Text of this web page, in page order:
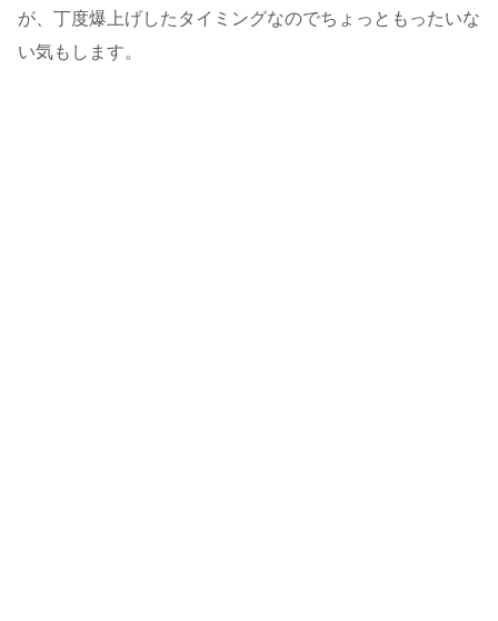
が、丁度爆上げしたタイミングなのでちょっともったいな
い気もします。